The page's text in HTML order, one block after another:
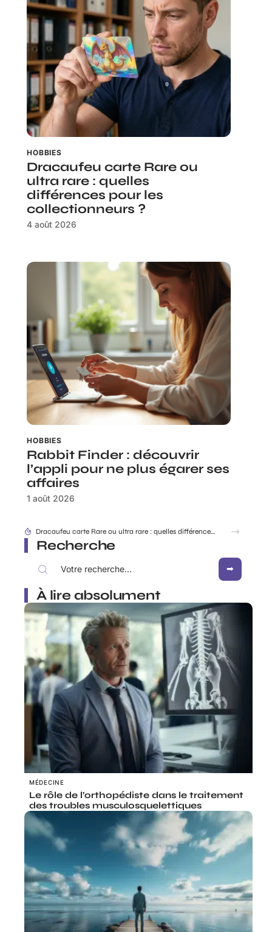
HOBBIES
Dracaufeu carte Rare ou
ultra rare : quelles
différences pour les
collectionneurs ?
4 août 2026
HOBBIES
Rabbit Finder : découvrir
l’appli pour ne plus égarer ses
affaires
1 août 2026
Dracaufeu carte Rare ou ultra rare : quelles différences pour les collectionneurs ?
Recherche
À lire absolument
MÉDECINE
Le rôle de l’orthopédiste dans le traitement
des troubles musculosquelettiques